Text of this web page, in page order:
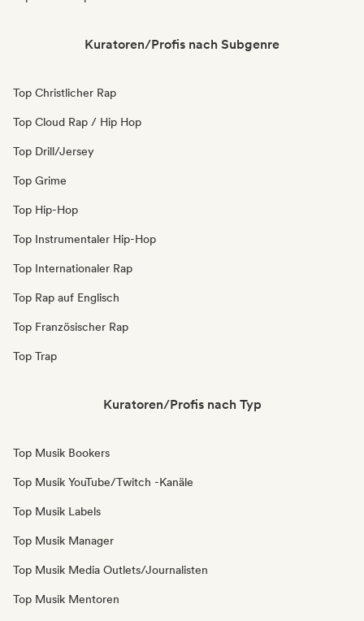
Kuratoren/Profis nach Subgenre
Top Christlicher Rap
Top Cloud Rap / Hip Hop
Top Drill/Jersey
Top Grime
Top Hip-Hop
Top Instrumentaler Hip-Hop
Top Internationaler Rap
Top Rap auf Englisch
Top Französischer Rap
Top Trap
Kuratoren/Profis nach Typ
Top Musik Bookers
Top Musik YouTube/Twitch -Kanäle
Top Musik Labels
Top Musik Manager
Top Musik Media Outlets/Journalisten
Top Musik Mentoren